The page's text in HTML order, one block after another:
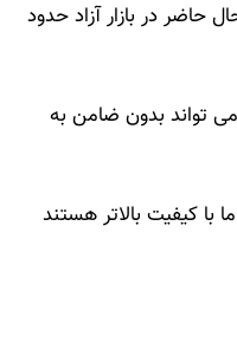
می‌شود. در حال حاضر در بازار آزاد حدود
در اردیبهشت 1403 این است که فرد می تواند بدون ضامن به
شکل اما با کیفیت بالاتر هستند